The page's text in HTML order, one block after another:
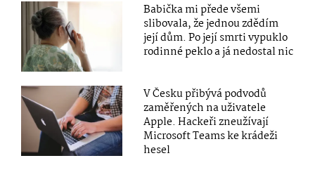
Babička mi přede všemi
slibovala, že jednou zdědím
její dům. Po její smrti vypuklo
rodinné peklo a já nedostal nic
V Česku přibývá podvodů
zaměřených na uživatele
Apple. Hackeři zneužívají
Microsoft Teams ke krádeži
hesel